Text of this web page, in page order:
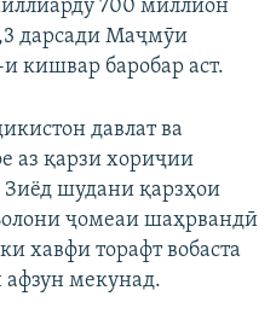
700 миллион
дарсади Маҷмӯи
кишвар баробар аст.
давлат ва
аз қарзи хориҷии
шудани қарзҳои
ҷомеаи шаҳрвандӣ
хавфи торафт вобаста
мекунад.